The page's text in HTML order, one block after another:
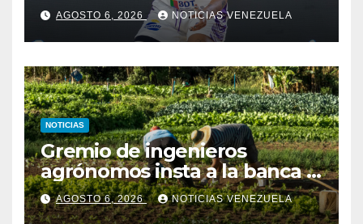
AGOSTO 6, 2026 NOTICIAS VENEZUELA
NOTICIAS
Gremio de ingenieros
agrónomos insta a la banca a
financiar la agricultura
familiar
AGOSTO 6, 2026 NOTICIAS VENEZUELA